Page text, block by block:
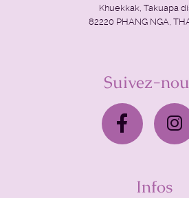
Khuekkak, Takuapa
82220 PHANG NGA,
Suivez-
Infos